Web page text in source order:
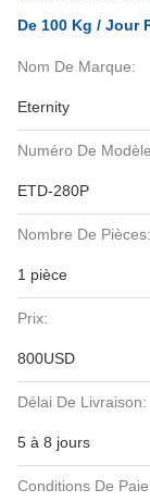
De 100 Kg / Jour
Nom De Marque:
Eternity
Numéro De
ETD-280P
Nombre De Pièces:
1 pièce
Prix:
800USD
Délai De Livraison:
5 à 8 jours
Conditions De